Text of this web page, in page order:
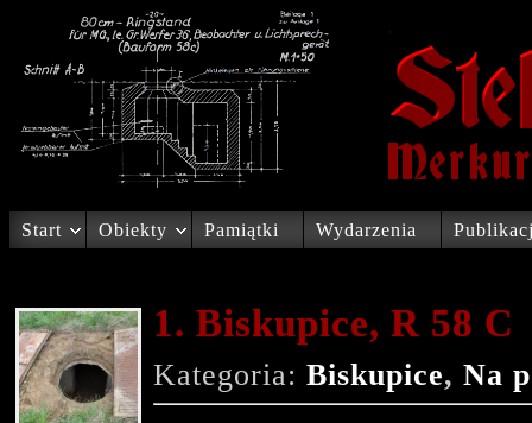
Start Obiekty Pamiątki Wydarzenia
1. Biskupice, R 58 C
Kategoria: Biskupice, Na